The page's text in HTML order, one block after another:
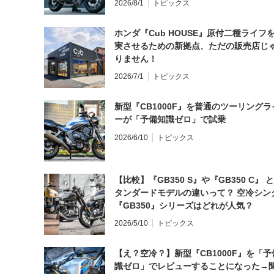
2026/8/1 トピックス
ホンダ『Cub HOUSE』原付二種ライフ
実させるための新拠点、ただの販売店じ
りません！
2026/7/1 トピックス
新型『CB1000F』を普通のツーリングラ
ーが「予備知識ゼロ」で試乗
2026/6/10 トピックス
【比較】『GB350 S』や『GB350 C』
タンダードモデルの違いって？ 空冷シン
『GB350』シリーズはどれが人気？
2026/5/10 トピックス
【え？空冷？】新型『CB1000F』を「予
識ゼロ」でレビューすることになった→